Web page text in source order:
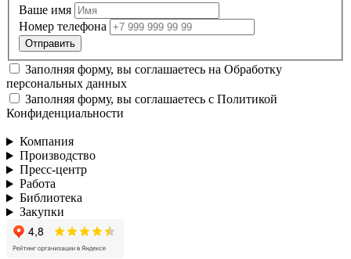
Ваше имя
Номер телефона
Заполняя форму, вы соглашаетесь на Обработку
персональных данных
Заполняя форму, вы соглашаетесь с Политикой
Конфиденциальности
Компания
Производство
Пресс-центр
Работа
Библиотека
Закупки